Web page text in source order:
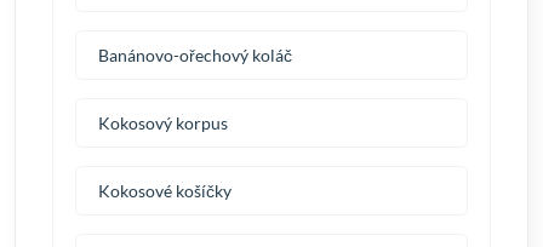
Banánovo-ořechový koláč
Kokosový korpus
Kokosové košíčky